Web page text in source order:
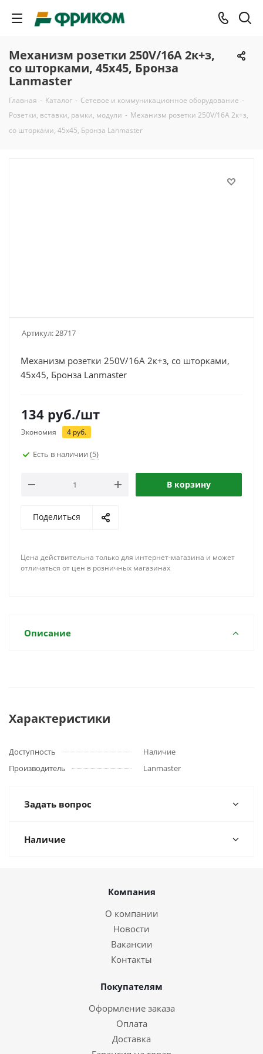
Механизм розетки 250V/16A 2к+з,
со шторками, 45x45, Бронза
Lanmaster
Главная - Каталог - Сетевое и коммуникационное оборудование -
Розетки, вставки, рамки, модули - Механизм розетки 250V/16A 2к+з,
со шторками, 45x45, Бронза Lanmaster
Артикул:28717
Механизм розетки 250V/16A 2к+з, со шторками,
45x45, Бронза Lanmaster
134 руб./шт
Экономия 4 руб.
Есть в наличии (5)
В корзину
Поделиться
Цена действительна только для интернет-магазина и может
отличаться от цен в розничных магазинах
Описание
Характеристики
Доступность
Наличие
Производитель
Lanmaster
Задать вопрос
Наличие
Компания
О компании
Новости
Вакансии
Контакты
Покупателям
Оформление заказа
Оплата
Доставка